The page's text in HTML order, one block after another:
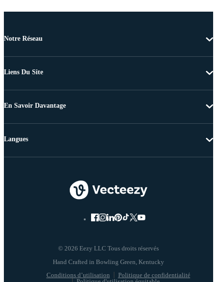
Notre Réseau
Liens Du Site
En Savoir Davantage
© 2026 Eezy LLC Tous droits réservés
Conditions d’utilisation
Politique de confidentialité
Langues